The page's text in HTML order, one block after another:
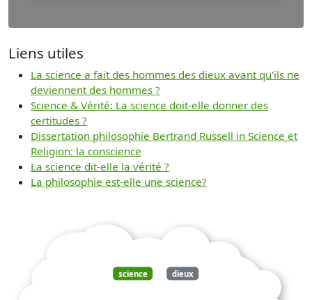
Liens utiles
La science a fait des hommes des dieux avant qu'ils ne
deviennent des hommes ?
Science & Vérité: La science doit-elle donner des
certitudes ?
Dissertation philosophie Bertrand Russell in Science et
Religion: la conscience
La science dit-elle la vérité ?
La philosophie est-elle une science?
science dieux